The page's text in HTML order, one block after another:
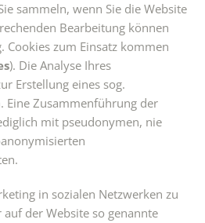
sammeln, wenn Sie die Website
Bearbeitung können
Cookies zum Einsatz kommen
). Die Analyse Ihres
Erstellung eines sog.
Eine Zusammenführung der
mit pseudonymen, nie
in sozialen Netzwerken zu
der Website so genannte